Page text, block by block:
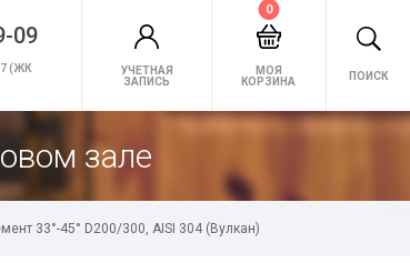
09
(ЖК
УЧЕТНАЯ
ЗАПИСЬ
МОЯ
КОРЗИНА
0
ПОИСК
зале
33°-45° D200/300, AISI 304 (Вулкан)